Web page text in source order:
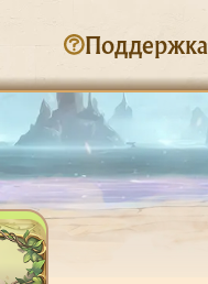
Поддержка